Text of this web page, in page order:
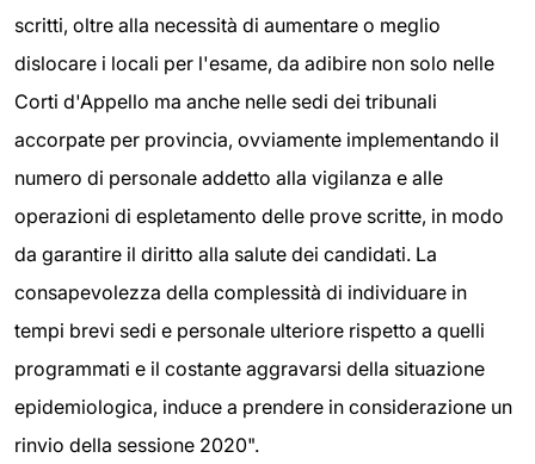
scritti, oltre alla necessità di aumentare o meglio
dislocare i locali per l'esame, da adibire non solo nelle
Corti d'Appello ma anche nelle sedi dei tribunali
accorpate per provincia, ovviamente implementando il
numero di personale addetto alla vigilanza e alle
operazioni di espletamento delle prove scritte, in modo
da garantire il diritto alla salute dei candidati. La
consapevolezza della complessità di individuare in
tempi brevi sedi e personale ulteriore rispetto a quelli
programmati e il costante aggravarsi della situazione
epidemiologica, induce a prendere in considerazione un
rinvio della sessione 2020".